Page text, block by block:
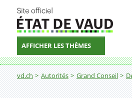
AFFICHER LES THÈMES
Fil d'Ariane
vd.ch Autorités Grand Conseil